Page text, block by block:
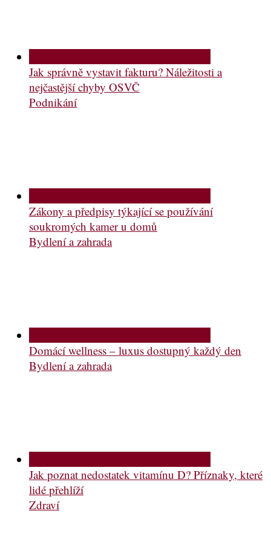
Jak správně vystavit fakturu? Náležitosti a
nejčastější chyby OSVČ
Podnikání
Zákony a předpisy týkající se používání
soukromých kamer u domů
Bydlení a zahrada
Domácí wellness – luxus dostupný každý den
Bydlení a zahrada
Jak poznat nedostatek vitamínu D? Příznaky, které
lidé přehlíží
Zdraví